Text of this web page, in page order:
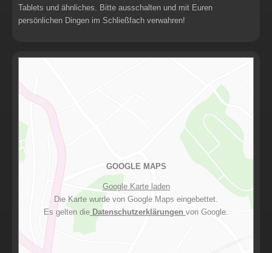
Tablets und ähnliches. Bitte ausschalten und mit Euren
persönlichen Dingen im Schließfach verwahren!
GOOGLE MAPS
Google Karte laden
Die Karte wurde von Google Maps eingebettet.
Es gelten die Datenschutzerklärungen von Google.